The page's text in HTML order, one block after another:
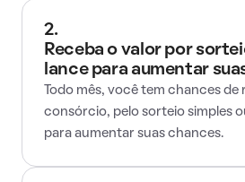
2.
Receba o valor por
lance para aumentar
Todo mês, você tem chances
consórcio, pelo sorteio simples
para aumentar suas chances.